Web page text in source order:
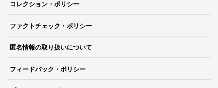
コレクション・ポリシー
ファクトチェック・ポリシー
匿名情報の取り扱いについて
フィードバック・ポリシー